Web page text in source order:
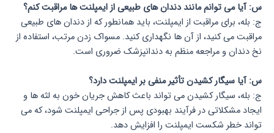
س: آیا می توانم مانند دندان های طبیعی از ایمپلنت ها مراقبت کنم؟
ج: بله، برای مراقبت از ایمپلنت، باید همانطور که از دندان های طبیعی
مراقبت می کنید، از آن ها نگهداری کنید. مسواک زدن مرتب، استفاده از
نخ دندان و مراجعه منظم به دندانپزشک ضروری است.
س: آیا سیگار کشیدن تأثیر منفی بر ایمپلنت دارد؟
ج: بله، سیگار کشیدن می تواند باعث کاهش جریان خون به لثه ها و
ایجاد مشکلاتی در فرآیند بهبودی پس از جراحی ایمپلنت شود، که می
تواند خطر شکست ایمپلنت را افزایش دهد.